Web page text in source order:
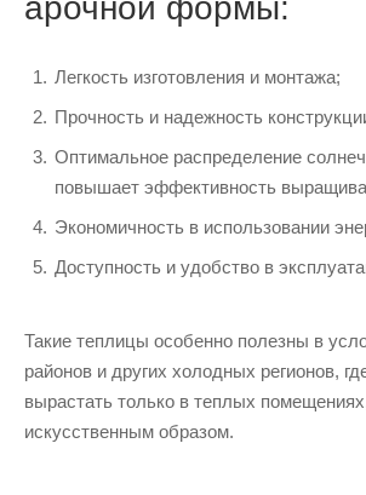
арочной формы:
Легкость изготовления и монтажа;
Прочность и надежность
Оптимальное распределение
повышает эффективность
Экономичность в использовании
Доступность и удобство в
Такие теплицы особенно полезны в
районов и других холодных регионов,
вырастать только в теплых
искусственным образом.